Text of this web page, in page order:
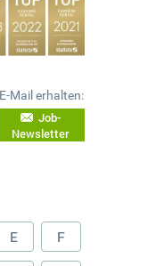
Mail erhalten:
Job-
Newsletter
E F